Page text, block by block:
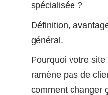
spécialisée ?
Définition,
général.
Pourquoi votre
ramène pas de
comment changer